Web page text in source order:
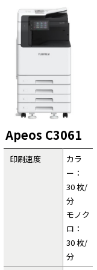
Apeos C3061
印刷速度
カラ
ー：
30 枚/
分
モノク
ロ：
30 枚/
分